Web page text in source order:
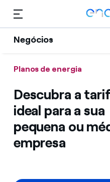
Negócios
Planos de Energia
Informação útil
Vantagens
Quem somos
NegóciosSelected item
Corporate
Planos de energia
Descubra a
ideal para a sua
pequena ou
empresa